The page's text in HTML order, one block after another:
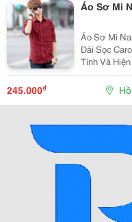
Áo Sơ Mi
Áo Sơ Mi Nam Sọc
Dài Sọc
Tính Và Hiện Đại Cho
Giúp Bạn
245.000₫